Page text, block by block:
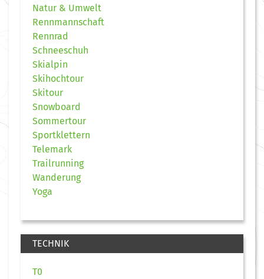
Natur & Umwelt
Rennmannschaft
Rennrad
Schneeschuh
Skialpin
Skihochtour
Skitour
Snowboard
Sommertour
Sportklettern
Telemark
Trailrunning
Wanderung
Yoga
TECHNIK
T0